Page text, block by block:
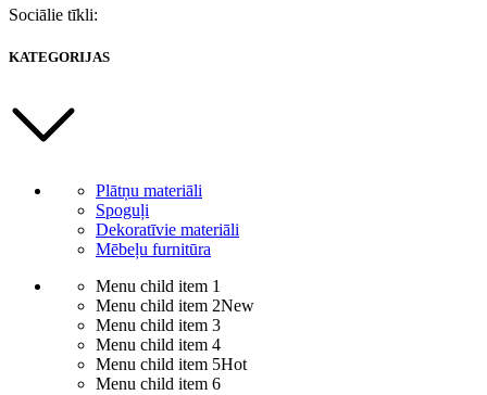
Sociālie tīkli:
KATEGORIJAS
Plātņu materiāli
Spoguļi
Dekoratīvie materiāli
Mēbeļu furnitūra
Menu child item 1
Menu child item 2New
Menu child item 3
Menu child item 4
Menu child item 5Hot
Menu child item 6